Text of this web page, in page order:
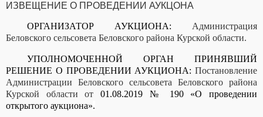
ИЗВЕЩЕНИЕ О ПРОВЕДЕНИИ АУКЦОНА
ОРГАНИЗАТОР АУКЦИОНА: Администрация
Беловского сельсовета Беловского района Курской области.
УПОЛНОМОЧЕННОЙ ОРГАН ПРИНЯВШИЙ
РЕШЕНИЕ О ПРОВЕДЕНИИ АУКЦИОНА: Постановление
Администрации Беловского сельсовета Беловского района
Курской области от 01.08.2019 № 190 «О проведении
открытого аукциона».